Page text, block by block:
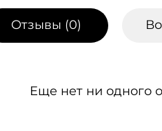
Отзывы (0)
Еще нет ни одного